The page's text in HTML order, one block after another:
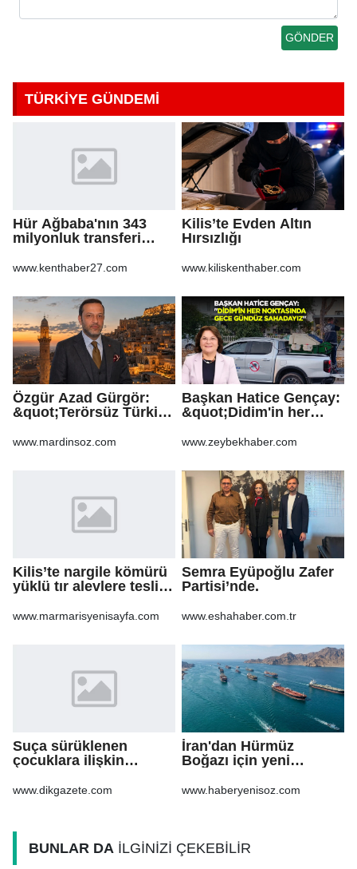
TÜRKİYE GÜNDEMİ
Hür Ağbaba'nın 343
milyonluk transferi
Ağbaba'ya milyonlar
www.kenthaber27.com
Kilis’te Evden Altın
Hırsızlığı
www.kiliskenthaber.com
Özgür Azad Gürgör:
&quot;Terörsüz Türkiye
Turizmi İçin Yeni Bir
www.mardinsoz.com
Başkan Hatice Gençay:
&quot;Didim'in her
gündüz
www.zeybekhaber.com
Kilis’te nargile kömürü
yüklü tır alevlere teslim
www.marmarisyenisayfa.com
Semra Eyüpoğlu Zafer
Partisi’nde.
www.eshahaber.com.tr
Suça sürüklenen
çocuklara ilişkin
kanun teklifi'nin ilk 2
www.dikgazete.com
İran'dan Hürmüz
Boğazı için yeni
www.haberyenisoz.com
BUNLAR DA İLGİNİZİ ÇEKEBİLİR